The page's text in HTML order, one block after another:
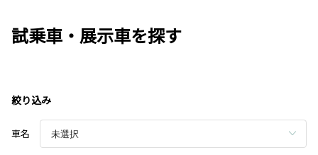
試乗車・展示車を探す
絞り込み
車名